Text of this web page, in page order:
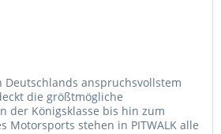
Deutschlands anspruchsvollstem
die größtmögliche
der Königsklasse bis hin zum
Motorsports stehen in PITWALK alle